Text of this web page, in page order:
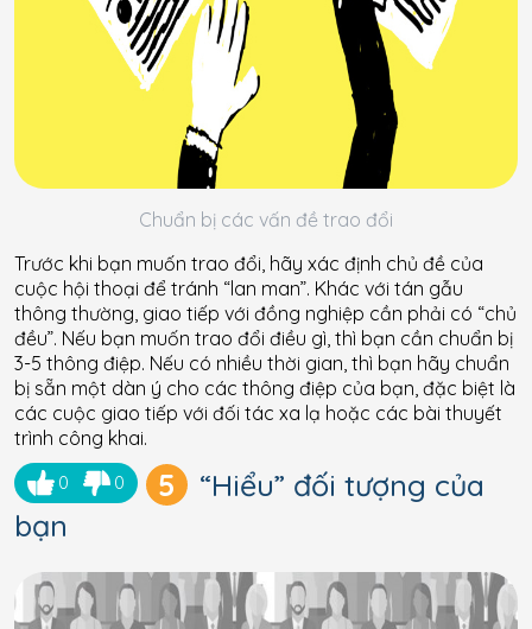
Chuẩn bị các vấn đề trao đổi
Trước khi bạn muốn trao đổi, hãy xác định chủ đề của
cuộc hội thoại để tránh “lan man”. Khác với tán gẫu
thông thường, giao tiếp với đồng nghiệp cần phải có “chủ
đều”. Nếu bạn muốn trao đổi điều gì, thì bạn cần chuẩn bị
3-5 thông điệp. Nếu có nhiều thời gian, thì bạn hãy chuẩn
bị sẵn một dàn ý cho các thông điệp của bạn, đặc biệt là
các cuộc giao tiếp với đối tác xa lạ hoặc các bài thuyết
trình công khai.
0 0 5
“Hiểu” đối tượng của
bạn